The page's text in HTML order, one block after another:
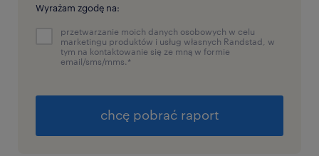
Wyrażam zgodę na:
przetwarzanie moich danych osobowych w celu
marketingu produktów i usług własnych Randstad, w
tym na kontaktowanie się ze mną w formie
email/sms/mms. *